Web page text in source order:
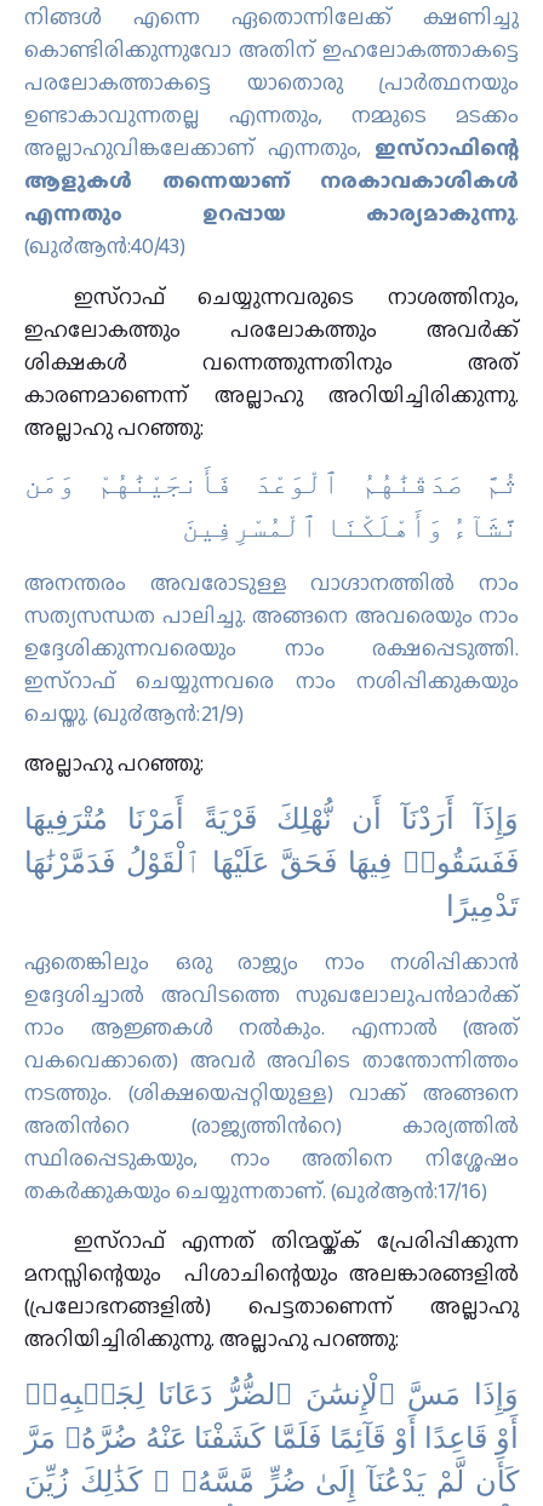
നിങ്ങള്‍ എന്നെ ഏതൊന്നിലേക്ക് ക്ഷണിച്ചു
കൊണ്ടിരിക്കുന്നുവോ അതിന് ഇഹലോകത്താകട്ടെ
പരലോകത്താകട്ടെ യാതൊരു പ്രാര്‍ത്ഥനയും
ഉണ്ടാകാവുന്നതല്ല എന്നതും, നമ്മുടെ മടക്കം
അല്ലാഹുവിങ്കലേക്കാണ് എന്നതും, ഇസ്റാഫിന്റെ
ആളുകൾ തന്നെയാണ് നരകാവകാശികള്‍
എന്നതും ഉറപ്പായ കാര്യമാകുന്നു.
(ഖു൪ആന്‍:40/43)
ഇസ്റാഫ് ചെയ്യുന്നവരുടെ നാശത്തിനും,
ഇഹലോകത്തും പരലോകത്തും അവർക്ക്
ശിക്ഷകൾ വന്നെത്തുന്നതിനും അത്
കാരണമാണെന്ന് അല്ലാഹു അറിയിച്ചിരിക്കുന്നു.
അല്ലാഹു പറഞ്ഞു:
ثُمَّ صَدَقْنَٰهُمُ ٱلْوَعْدَ فَأَنجَيْنَٰهُمْ وَمَن
نَّشَآءُ وَأَهْلَكْنَا ٱلْمُسْرِفِينَ
അനന്തരം അവരോടുള്ള വാഗ്ദാനത്തില്‍ നാം
സത്യസന്ധത പാലിച്ചു. അങ്ങനെ അവരെയും നാം
ഉദ്ദേശിക്കുന്നവരെയും നാം രക്ഷപ്പെടുത്തി.
ഇസ്റാഫ് ചെയ്യുന്നവരെ നാം നശിപ്പിക്കുകയും
ചെയ്തു. (ഖു൪ആന്‍:21/9)
അല്ലാഹു പറഞ്ഞു:
وَإِذَآ أَرَدْنَآ أَن نُّهْلِكَ قَرْيَةً أَمَرْنَا مُتْرَفِيهَا
فَفَسَقُوا۟ فِيهَا فَحَقَّ عَلَيْهَا ٱلْقَوْلُ فَدَمَّرْنَٰهَا
تَدْمِيرًا
ഏതെങ്കിലും ഒരു രാജ്യം നാം നശിപ്പിക്കാന്‍
ഉദ്ദേശിച്ചാല്‍ അവിടത്തെ സുഖലോലുപന്‍മാര്‍ക്ക്
നാം ആജ്ഞകള്‍ നല്‍കും. എന്നാല്‍ (അത്
വകവെക്കാതെ) അവര്‍ അവിടെ താന്തോന്നിത്തം
നടത്തും. (ശിക്ഷയെപ്പറ്റിയുള്ള) വാക്ക് അങ്ങനെ
അതിന്‍റെ (രാജ്യത്തിന്‍റെ) കാര്യത്തില്‍
സ്ഥിരപ്പെടുകയും, നാം അതിനെ നിശ്ശേഷം
തകര്‍ക്കുകയും ചെയ്യുന്നതാണ്‌. (ഖു൪ആന്‍:17/16)
ഇസ്റാഫ് എന്നത് തിന്മയ്ക്ക് പ്രേരിപ്പിക്കുന്ന
മനസ്സിന്റെയും പിശാചിന്റെയും അലങ്കാരങ്ങളിൽ
(പ്രലോഭനങ്ങളിൽ) പെട്ടതാണെന്ന് അല്ലാഹു
അറിയിച്ചിരിക്കുന്നു. അല്ലാഹു പറഞ്ഞു:
وَإِذَا مَسَّ ٱلْإِنسَٰنَ ٱلضُّرُّ دَعَانَا لِجَنۢبِهِۦٓ
أَوْ قَاعِدًا أَوْ قَآئِمًا فَلَمَّا كَشَفْنَا عَنْهُ ضُرَّهُۥ مَرَّ
كَأَن لَّمْ يَدْعُنَآ إِلَىٰ ضُرٍّ مَّسَّهُۥ ۚ كَذَٰلِكَ زُيِّنَ